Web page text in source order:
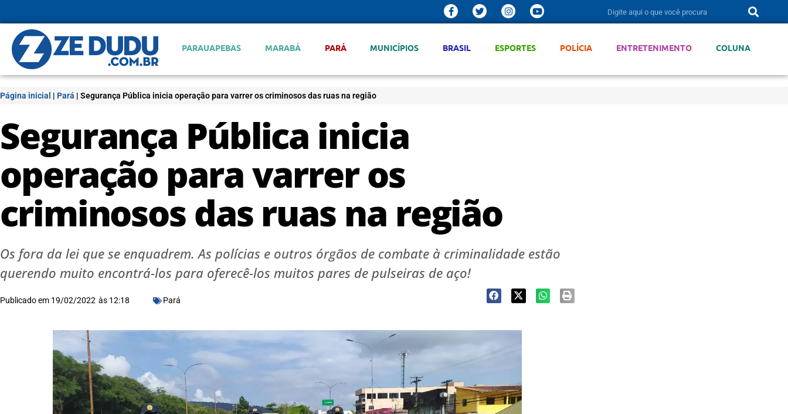
PARAUAPEBAS MARABÁ PARÁ MUNICÍPIOS BRASIL ESPORTES POLÍCIA ENTRETENIMENTO COLUNA
Página inicial | Pará | Segurança Pública inicia operação para varrer os criminosos das ruas na região
Segurança Pública inicia
operação para varrer os
criminosos das ruas na região
Os fora da lei que se enquadrem. As polícias e outros órgãos de combate à criminalidade estão
querendo muito encontrá-los para oferecê-los muitos pares de pulseiras de aço!
Publicado em 19/02/2022 às 12:18 Pará